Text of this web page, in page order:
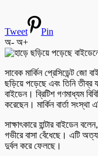
Tweet
Pin
অ- অ+
সাবেক মার্কিন প্রেসিডেন্ট জো
ছড়িয়ে পড়েছে এবং তিনি তীব্র
বাইডেন। ব্রিটিশ গণমাধ্যম
করেছেন। মার্কিন বার্তা সংস্থা
সাক্ষাৎকারে হান্টার বাইডেন
গভীরে বাসা বেঁধেছে। এটি
দুর্বল করে ফেলছে।